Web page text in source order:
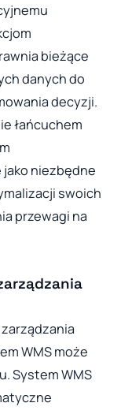
bieżące
danych do
decyzji.
łańcuchem
jako niezbędne
swoich
przewagi na
WMS może
System WMS